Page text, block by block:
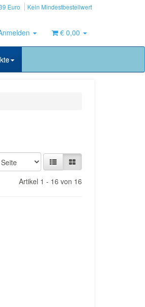
Euro Kein Mindestbestellwert
€ 0,00
Artikel 1 - 16 von 16